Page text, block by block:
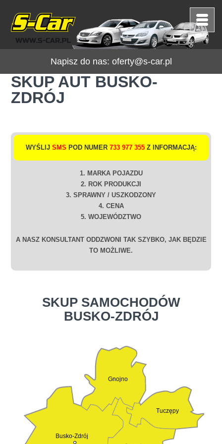
Napisz do nas: oferty@s-car.pl
SKUP AUT BUSKO-
ZDRÓJ
WYŚLIJ SMS POD NUMER 733 977 355Z INFORMACJĄ:
1. MARKA POJAZDU
2. ROK PRODUKCJI
3. SPRAWNY / USZKODZONY
4. CENA
5. WOJEWÓDZTWO
A NASZ KONSULTANT ODDZWONI TAK SZYBKO, JAK BĘDZIE
TO MOŻLIWE.
SKUP SAMOCHODÓW
BUSKO-ZDRÓJ
Gnojno
Tuczępy
Busko-Zdrój